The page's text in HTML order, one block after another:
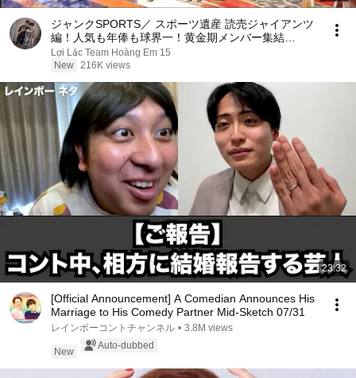
ジャンクSPORTS／ スポーツ遺産 読売ジャイアンツ
編！人気も年俸も球界一！黄金期メンバー集結
🅵🆄🅻🅻🆂🅷🅾🆆
Lợi Lắc Team Hoàng Em 15
New 216K views
23:32
[Official Announcement] A Comedian Announces His
Marriage to His Comedy Partner Mid-Sketch 07/31
レインボーコントチャンネル • 3.8M views
New
Auto-dubbed